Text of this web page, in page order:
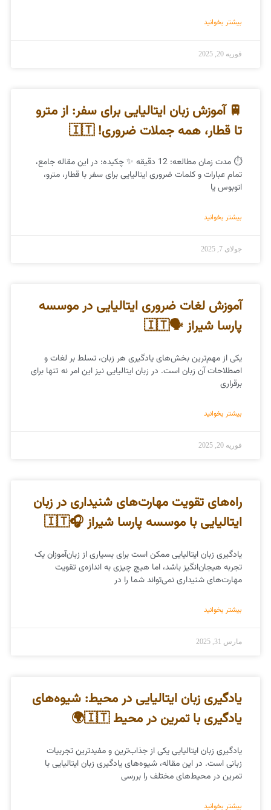
بیشتر بخوانید
فوریه 20, 2025
🚆 آموزش زبان ایتالیایی برای سفر: از مترو
تا قطار، همه جملات ضروری! 🇮🇹
⏱️ مدت زمان مطالعه: 12 دقیقه ✨ چکیده: در این مقاله جامع،
تمام عبارات و کلمات ضروری ایتالیایی برای سفر با قطار، مترو،
اتوبوس یا
بیشتر بخوانید
جولای 7, 2025
آموزش لغات ضروری ایتالیایی در موسسه
پارسا شیراز 🗣️🇮🇹
یکی از مهم‌ترین بخش‌های یادگیری هر زبان، تسلط بر لغات و
اصطلاحات آن زبان است. در زبان ایتالیایی نیز این امر نه تنها برای
برقراری
بیشتر بخوانید
فوریه 20, 2025
راه‌های تقویت مهارت‌های شنیداری در زبان
ایتالیایی با موسسه پارسا شیراز 🎧🇮🇹
یادگیری زبان ایتالیایی ممکن است برای بسیاری از زبان‌آموزان یک
تجربه هیجان‌انگیز باشد، اما هیچ چیزی به اندازه‌ی تقویت
مهارت‌های شنیداری نمی‌تواند شما را در
بیشتر بخوانید
مارس 31, 2025
یادگیری زبان ایتالیایی در محیط: شیوه‌های
یادگیری با تمرین در محیط 🇮🇹🌍
یادگیری زبان ایتالیایی یکی از جذاب‌ترین و مفیدترین تجربیات
زبانی است. در این مقاله، شیوه‌های یادگیری زبان ایتالیایی با
تمرین در محیط‌های مختلف را بررسی
بیشتر بخوانید